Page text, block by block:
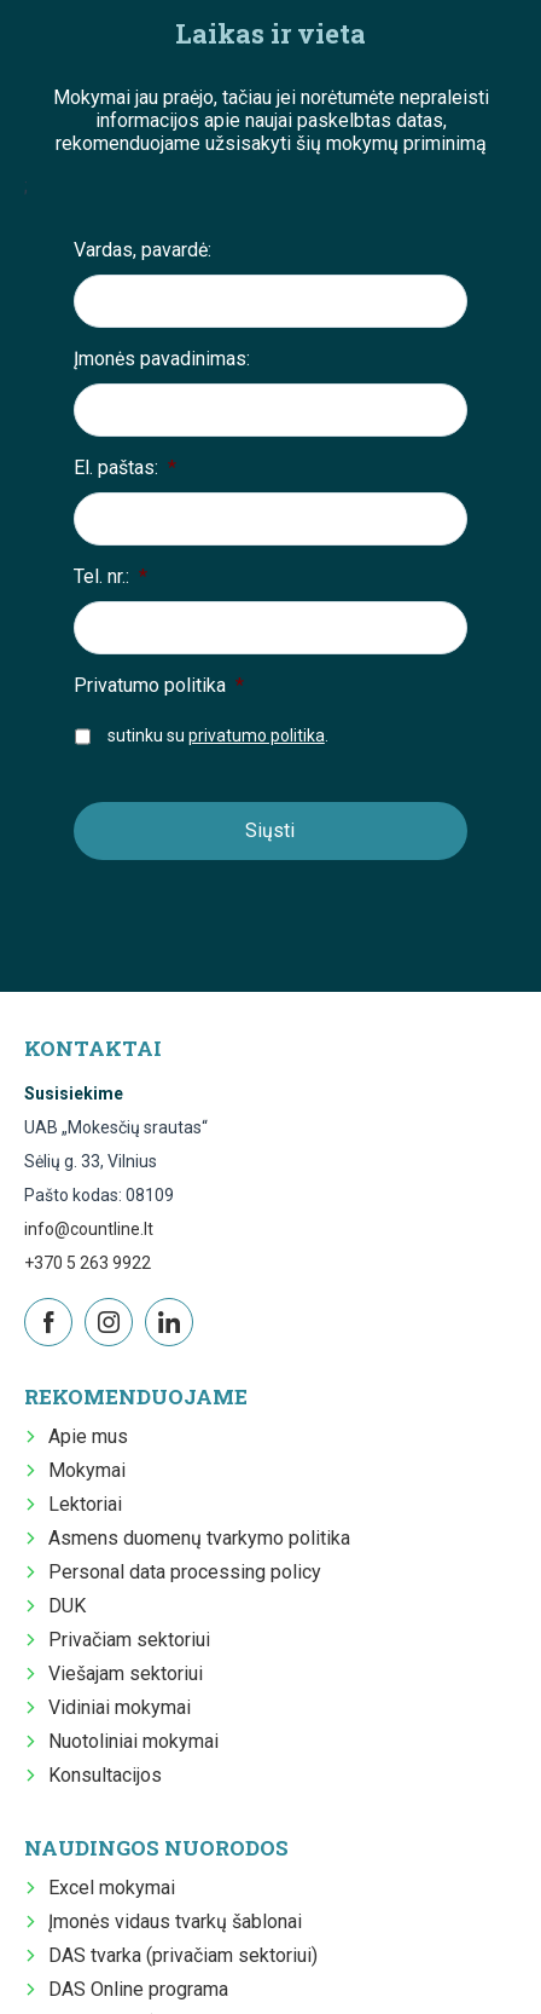
Laikas ir vieta
Mokymai jau praėjo, tačiau jei norėtumėte nepraleisti
informacijos apie naujai paskelbtas datas,
rekomenduojame užsisakyti šių mokymų priminimą
;
Vardas, pavardė:
Įmonės pavadinimas:
El. paštas: *
Tel. nr.: *
Privatumo politika *
sutinku su privatumo politika
KONTAKTAI
Susisiekime
UAB „Mokesčių srautas“
Sėlių g. 33, Vilnius
Pašto kodas: 08109
info@countline.lt
+370 5 263 9922
REKOMENDUOJAME
Apie mus
Mokymai
Lektoriai
Asmens duomenų tvarkymo politika
Personal data processing policy
DUK
Privačiam sektoriui
Viešajam sektoriui
Vidiniai mokymai
Nuotoliniai mokymai
Konsultacijos
NAUDINGOS NUORODOS
Excel mokymai
Įmonės vidaus tvarkų šablonai
DAS tvarka (privačiam sektoriui)
DAS Online programa